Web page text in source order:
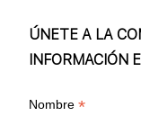
ÚNETE A LA
INFORMACIÓN
Nombre*